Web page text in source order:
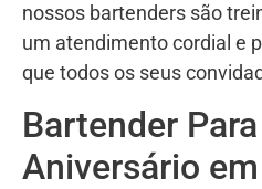
nossos bartenders são
um atendimento cordial e
que todos os seus
Bartender
Aniversário